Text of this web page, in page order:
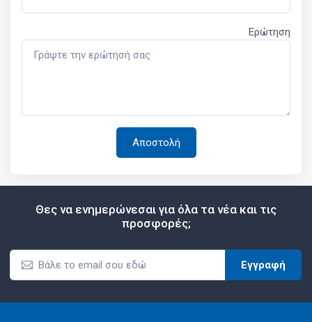
Ερώτηση
Θες να ενημερώνεσαι για όλα τα νέα και τις
προσφορές;
Εγγραφή